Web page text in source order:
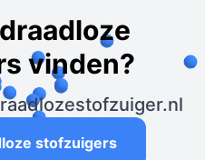
vinden?
stofzuigers